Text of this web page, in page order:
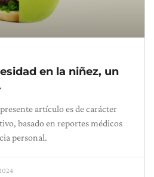
en la niñez, un
artículo es de carácter
basado en reportes médicos
personal.